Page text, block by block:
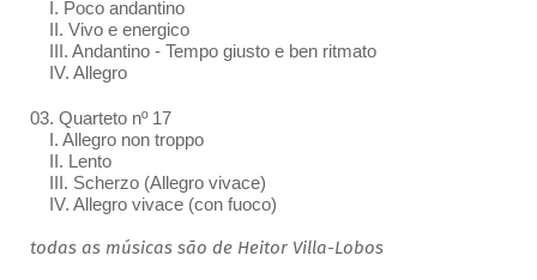
I. Poco andantino
II. Vivo e energico
III. Andantino - Tempo giusto e ben ritmato
IV. Allegro
03. Quarteto nº 17
I. Allegro non troppo
II. Lento
III. Scherzo (Allegro vivace)
IV. Allegro vivace (con fuoco)
todas as músicas são de Heitor Villa-Lobos